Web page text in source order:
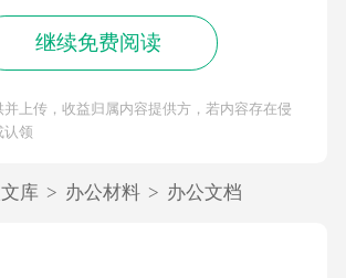
继续免费阅读
上传，收益归属内容提供方，若内容存在侵
认领
库 > 办公材料 > 办公文档